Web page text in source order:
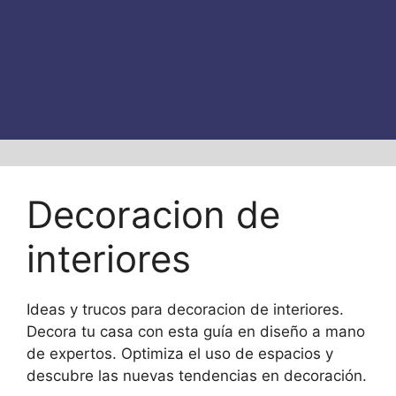
Decoracion de
interiores
Ideas y trucos para decoracion de interiores.
Decora tu casa con esta guía en diseño a mano
de expertos. Optimiza el uso de espacios y
descubre las nuevas tendencias en decoración.